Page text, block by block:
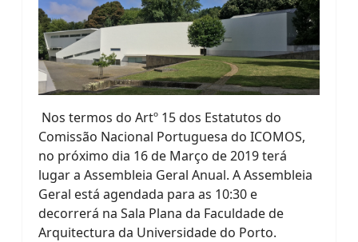
Nos termos do Artº 15 dos Estatutos do
Comissão Nacional Portuguesa do ICOMOS,
no próximo dia 16 de Março de 2019 terá
lugar a Assembleia Geral Anual. A Assembleia
Geral está agendada para as 10:30 e
decorrerá na Sala Plana da Faculdade de
Arquitectura da Universidade do Porto.